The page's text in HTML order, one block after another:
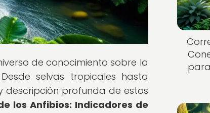
de conocimiento sobre la
selvas tropicales hasta
descripción profunda de estos
los Anfibios: Indicadores de